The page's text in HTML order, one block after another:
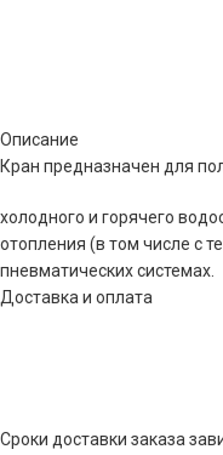
Описание
Кран предназначен для
холодного и горячего
отопления (в том числе с
пневматических системах.
Доставка и оплата
Сроки доставки заказа